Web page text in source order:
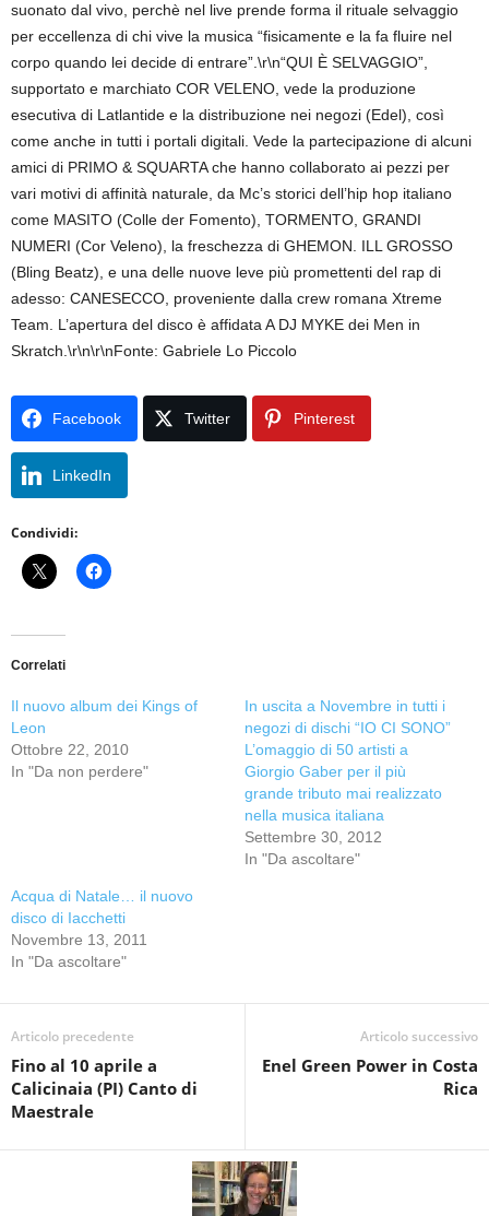
suonato dal vivo, perchè nel live prende forma il rituale selvaggio
per eccellenza di chi vive la musica “fisicamente e la fa fluire nel
corpo quando lei decide di entrare”.\r\n“QUI È SELVAGGIO”,
supportato e marchiato COR VELENO, vede la produzione
esecutiva di Latlantide e la distribuzione nei negozi (Edel), così
come anche in tutti i portali digitali. Vede la partecipazione di alcuni
amici di PRIMO & SQUARTA che hanno collaborato ai pezzi per
vari motivi di affinità naturale, da Mc’s storici dell’hip hop italiano
come MASITO (Colle der Fomento), TORMENTO, GRANDI
NUMERI (Cor Veleno), la freschezza di GHEMON. ILL GROSSO
(Bling Beatz), e una delle nuove leve più promettenti del rap di
adesso: CANESECCO, proveniente dalla crew romana Xtreme
Team. L’apertura del disco è affidata A DJ MYKE dei Men in
Skratch.\r\n\r\nFonte: Gabriele Lo Piccolo
Facebook Twitter Pinterest
LinkedIn
Condividi:
Correlati
Il nuovo album dei Kings of
Leon
Ottobre 22, 2010
In "Da non perdere"
In uscita a Novembre in tutti i
negozi di dischi “IO CI SONO”
L’omaggio di 50 artisti a
Giorgio Gaber per il più
grande tributo mai realizzato
nella musica italiana
Settembre 30, 2012
In "Da ascoltare"
Acqua di Natale… il nuovo
disco di Iacchetti
Novembre 13, 2011
In "Da ascoltare"
Articolo precedente
Fino al 10 aprile a
Calicinaia (PI) Canto di
Maestrale
Articolo successivo
Enel Green Power in Costa
Rica